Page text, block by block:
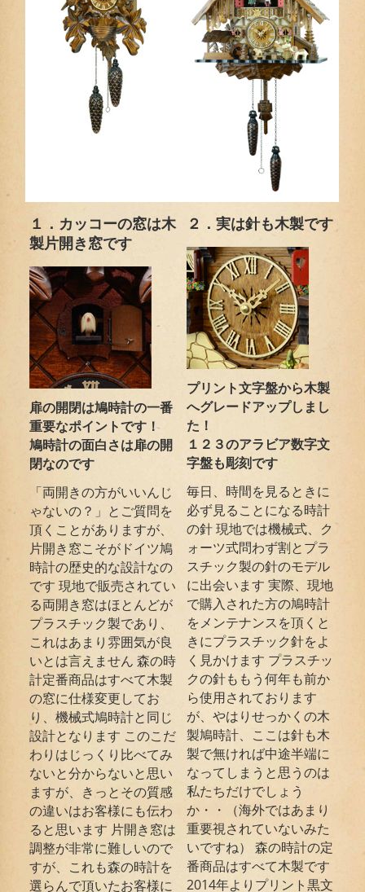
１．カッコーの窓は木
製片開き窓です
扉の開閉は鳩時計の一番
重要なポイントです！
鳩時計の面白さは扉の開
閉なのです
「両開きの方がいいんじ
ゃないの？」とご質問を
頂くことがありますが、
片開き窓こそがドイツ鳩
時計の歴史的な設計なの
です 現地で販売されてい
る両開き窓はほとんどが
プラスチック製であり、
これはあまり雰囲気が良
いとは言えません 森の時
計定番商品はすべて木製
の窓に仕様変更してお
り、機械式鳩時計と同じ
設計となります このこだ
わりはじっくり比べてみ
ないと分からないと思い
ますが、きっとその質感
の違いはお客様にも伝わ
ると思います 片開き窓は
調整が非常に難しいので
すが、これも森の時計を
選らんで頂いたお客様に
２．実は針も木製です
プリント文字盤から木製
へグレードアップしまし
た！
１２３のアラビア数字文
字盤も彫刻です
毎日、時間を見るときに
必ず見ることになる時計
の針 現地では機械式、ク
ォーツ式問わず割とプラ
スチック製の針のモデル
に出会います 実際、現地
で購入された方の鳩時計
をメンテナンスを頂くと
きにプラスチック針をよ
く見かけます プラスチッ
クの針ももう何年も前か
ら使用されております
が、やはりせっかくの木
製鳩時計、ここは針も木
製で無ければ中途半端に
なってしまうと思うのは
私たちだけでしょう
か・・（海外ではあまり
重要視されていないみた
いですね） 森の時計の定
番商品はすべて木製です
2014年よりプリント黒文